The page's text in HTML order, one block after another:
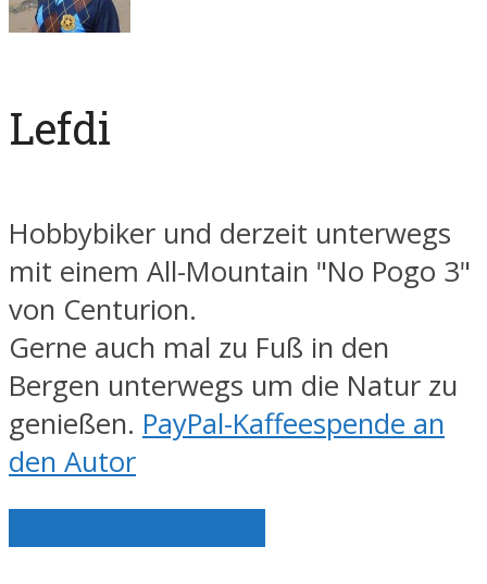
Lefdi
Hobbybiker und derzeit unterwegs
mit einem All-Mountain "No Pogo 3"
von Centurion.
Gerne auch mal zu Fuß in den
Bergen unterwegs um die Natur zu
genießen. PayPal-Kaffeespende an
den Autor